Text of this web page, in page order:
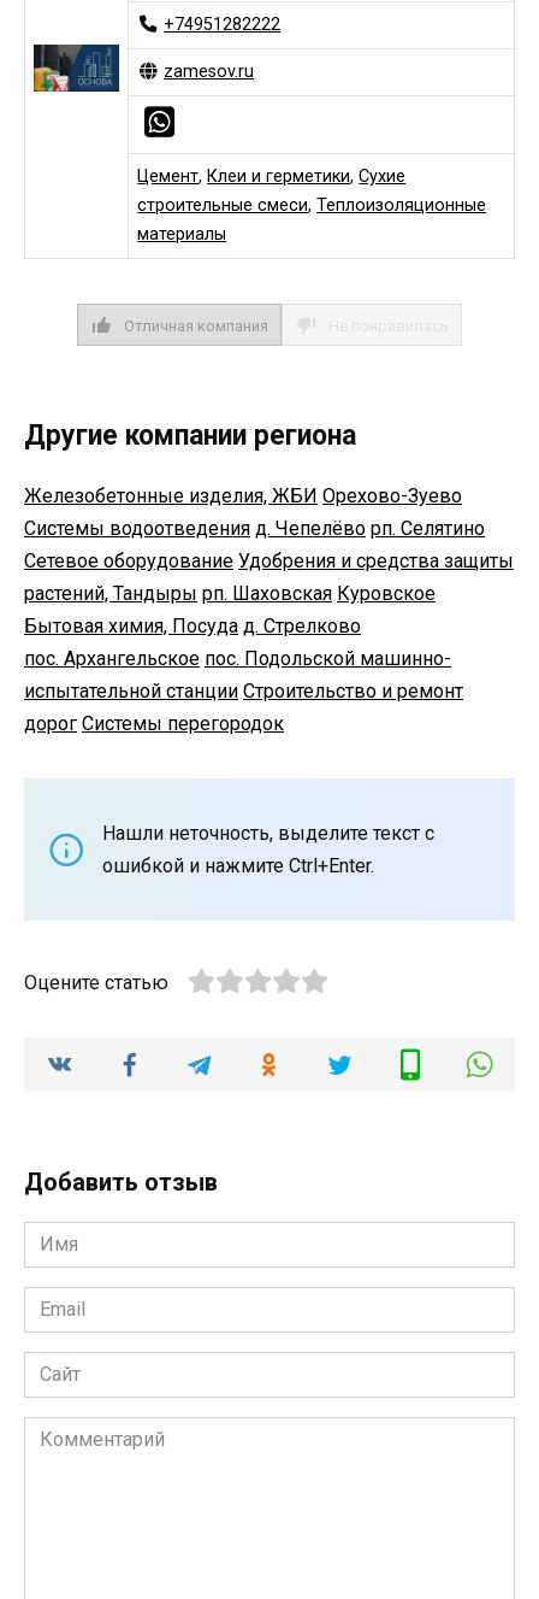
+74951282222
zamesov.ru
Цемент, Клеи и герметики,Сухие
строительные смеси,Теплоизоляционные
материалы
Отличная компания
Другие компании региона
Железобетонные изделия, ЖБИ Орехово-Зуево
Системы водоотведения д. Чепелёво рп. Селятино
Сетевое оборудование Удобрения и средства защиты
растений, Тандыры рп. Шаховская Куровское
Бытовая химия, Посуда д. Стрелково
пос. Архангельское пос. Подольской машинно-
испытательной станции Строительство и ремонт
дорог Системы перегородок
Нашли неточность, выделите текст с
ошибкой и нажмите Ctrl+Enter.
Оцените статью
Добавить отзыв
Имя
*
Email
*
Сайт
Комментарий